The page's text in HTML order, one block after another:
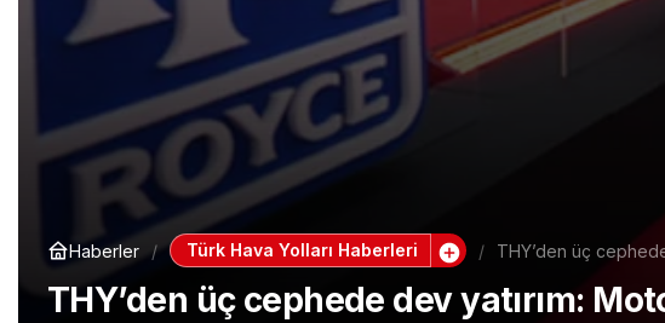
Haberler Türk Hava Yolları Haberleri THY’den üç
THY’den üç cephede dev yatırım: